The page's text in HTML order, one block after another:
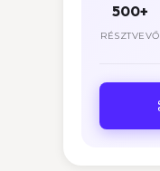
500+
RÉSZTVEVŐ